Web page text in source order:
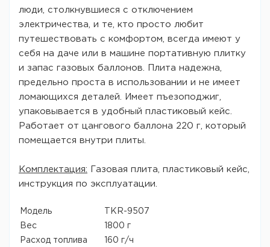
люди, столкнувшиеся с отключением
электричества, и те, кто просто любит
путешествовать с комфортом, всегда имеют у
себя на даче или в машине портативную плитку
и запас газовых баллонов. Плита надежна,
предельно проста в использовании и не имеет
ломающихся деталей. Имеет пъезоподжиг,
упаковывается в удобный пластиковый кейс.
Работает от цангового баллона 220 г, который
помещается внутри плиты.
Комплектация: Газовая плита, пластиковый кейс,
инструкция по эксплуатации.
Модель
TKR-9507
Вес
1800 г
Расход топлива
160 г/ч